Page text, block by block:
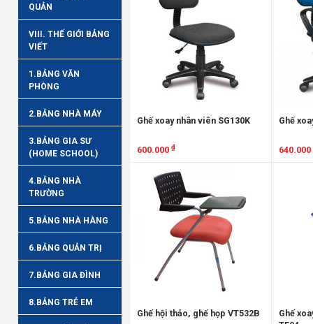
QUẢN
VIII. THẾ GIỚI BẢNG
VIẾT
1.BẢNG VĂN
PHÒNG
2.BẢNG NHÀ MÁY
3.BẢNG GIA SƯ
(HOME SCHOOL)
4.BẢNG NHÀ
TRƯỜNG
5.BẢNG NHÀ HÀNG
6.BẢNG QUẢN TRỊ
7.BẢNG GIA ĐÌNH
8.BẢNG TRẺ EM
Ghế xoay nhân viên SG130K
600.000 ₫
Xem chi tiết
Ghế
640.000
Ghế hội thảo, ghế họp VT532B
Ghế